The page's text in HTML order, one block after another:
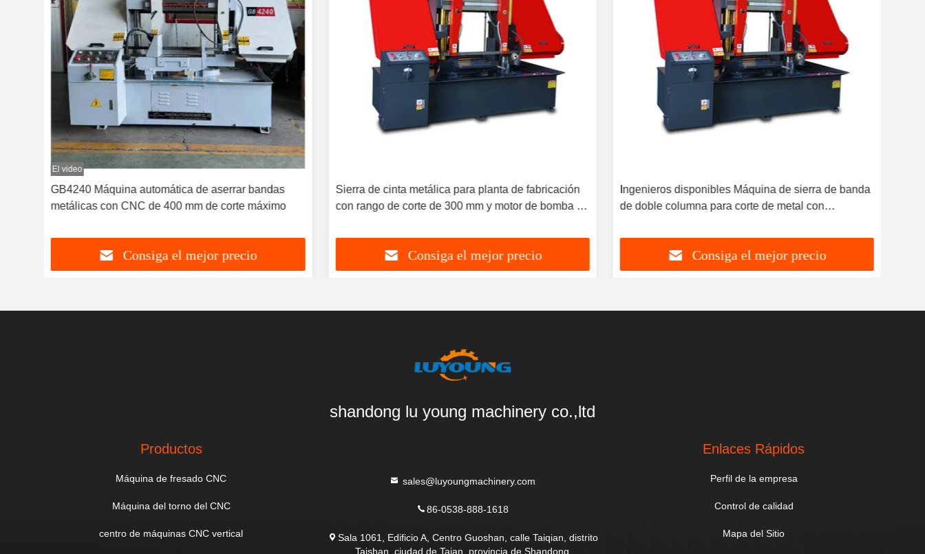
El video
GB4240 Máquina automática de aserrar bandas
metálicas con CNC de 400 mm de corte máximo
Consiga el mejor precio
Sierra de cinta metálica para planta de fabricación
con rango de corte de 300 mm y motor de bomba de
Consiga el mejor precio
Ingenieros disponibles Máquina de sierra de banda
de doble columna para corte de metal con
5.5kw
Consiga el mejor precio
shandong lu young machinery co.,ltd
Productos
Máquina de fresado CNC
Máquina del torno del CNC
centro de máquinas CNC vertical
sales@luyoungmachinery.com
86-0538-888-1618
Sala 1061, Edificio A, Centro Guoshan, calle Taiqian, distrito
Taishan, ciudad de Taian, provincia de Shandong
Enlaces Rápidos
Perfil de la empresa
Control de calidad
Mapa del Sitio